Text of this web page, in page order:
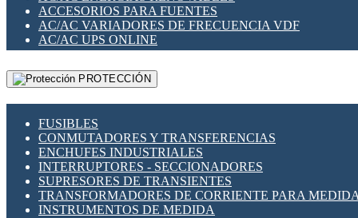
TELEFONÍA IP (VOIP)
VIGILANCIA IP (CCTV)
MESHTASTIC
ACCESORIOS PARA FUENTES
AC/AC VARIADORES DE FRECUENCIA VDF
AC/AC UPS ONLINE
PROTECCIÓN
FUSIBLES
CONMUTADORES Y TRANSFERENCIAS
ENCHUFES INDUSTRIALES
INTERRUPTORES - SECCIONADORES
SUPRESORES DE TRANSIENTES
TRANSFORMADORES DE CORRIENTE PARA
INSTRUMENTOS DE MEDIDA